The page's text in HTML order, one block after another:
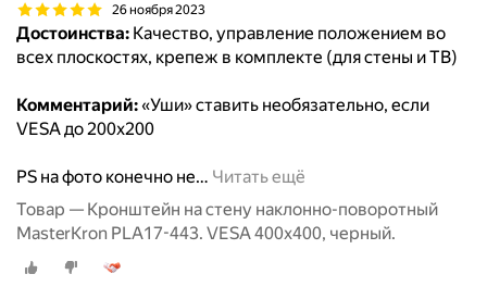
26 ноября 2023
Достоинства: Качество, управление положением во
всех плоскостях, крепеж в комплекте (для стены и ТВ)
Комментарий:«Уши» ставить необязательно, если
VESA до 200х200
PS на фото конечно не… Читать ещё
Товар — Кронштейн на стену наклонно-поворотный
MasterKron PLA17-443. VESA 400х400, черный.